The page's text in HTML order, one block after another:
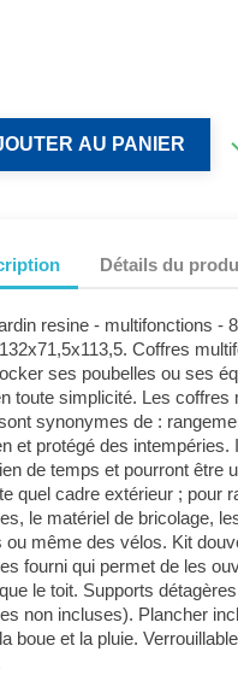
AU PANIER
Détails du
resine - multifonctions -
Coffres
ses poubelles ou ses
toute simplicité. Les coffres
synonymes de :
et protégé des intempéries.
de temps et pourront être
quel cadre extérieur ; pour
le matériel de bricolage,
ou même des vélos. Kit
fourni qui permet de les
le toit. Supports
non incluses). Plancher
boue et la pluie.